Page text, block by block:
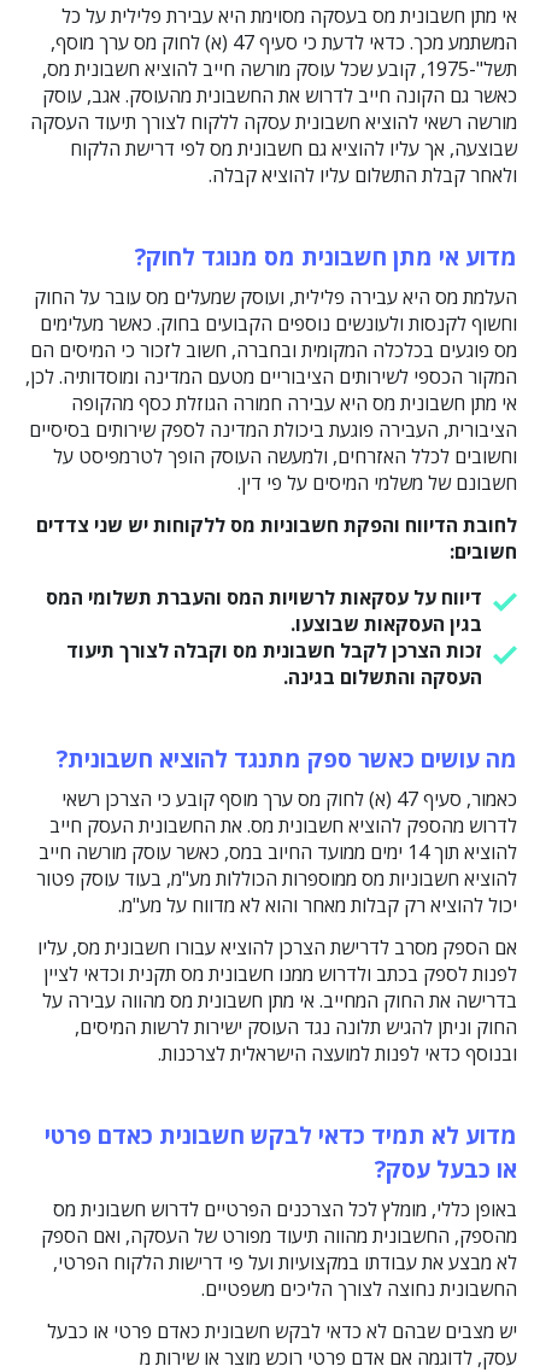
אי מתן חשבונית מס בעסקה מסוימת היא עבירת פלילית על כל
המשתמע מכך. כדאי לדעת כי סעיף 47 (א) לחוק מס ערך מוסף,
תשל"-1975, קובע שכל עוסק מורשה חייב להוציא חשבונית מס,
כאשר גם הקונה חייב לדרוש את החשבונית מהעוסק. אגב, עוסק
מורשה רשאי להוציא חשבונית עסקה ללקוח לצורך תיעוד העסקה
שבוצעה, אך עליו להוציא גם חשבונית מס לפי דרישת הלקוח
ולאחר קבלת התשלום עליו להוציא קבלה.
מדוע אי מתן חשבונית מס מנוגד לחוק?
העלמת מס היא עבירה פלילית, ועוסק שמעלים מס עובר על החוק
וחשוף לקנסות ולעונשים נוספים הקבועים בחוק. כאשר מעלימים
מס פוגעים בכלכלה המקומית ובחברה, חשוב לזכור כי המיסים הם
המקור הכספי לשירותים הציבוריים מטעם המדינה ומוסדותיה. לכן,
אי מתן חשבונית מס היא עבירה חמורה הגוזלת כסף מהקופה
הציבורית, העבירה פוגעת ביכולת המדינה לספק שירותים בסיסיים
וחשובים לכלל האזרחים, ולמעשה העוסק הופך לטרמפיסט על
חשבונם של משלמי המיסים על פי דין.
לחובת הדיווח והפקת חשבוניות מס ללקוחות יש שני צדדים
חשובים:
דיווח על עסקאות לרשויות המס והעברת תשלומי המס
בגין העסקאות שבוצעו.
זכות הצרכן לקבל חשבונית מס וקבלה לצורך תיעוד
העסקה והתשלום בגינה.
מה עושים כאשר ספק מתנגד להוציא חשבונית?
כאמור, סעיף 47 (א) לחוק מס ערך מוסף קובע כי הצרכן רשאי
לדרוש מהספק להוציא חשבונית מס. את החשבונית העסק חייב
להוציא תוך 14 ימים ממועד החיוב במס, כאשר עוסק מורשה חייב
להוציא חשבוניות מס ממוספרות הכוללות מע"מ, בעוד עוסק פטור
יכול להוציא רק קבלות מאחר והוא לא מדווח על מע"מ.
אם הספק מסרב לדרישת הצרכן להוציא עבורו חשבונית מס, עליו
לפנות לספק בכתב ולדרוש ממנו חשבונית מס תקנית וכדאי לציין
בדרישה את החוק המחייב. אי מתן חשבונית מס מהווה עבירה על
החוק וניתן להגיש תלונה נגד העוסק ישירות לרשות המיסים,
ובנוסף כדאי לפנות למועצה הישראלית לצרכנות.
מדוע לא תמיד כדאי לבקש חשבונית כאדם פרטי
או כבעל עסק?
באופן כללי, מומלץ לכל הצרכנים הפרטיים לדרוש חשבונית מס
מהספק, החשבונית מהווה תיעוד מפורט של העסקה, ואם הספק
לא מבצע את עבודתו במקצועיות ועל פי דרישות הלקוח הפרטי,
החשבונית נחוצה לצורך הליכים משפטיים.
יש מצבים שבהם לא כדאי לבקש חשבונית כאדם פרטי או כבעל
עסק, לדוגמה אם אדם פרטי רוכש מוצר או שירות מ